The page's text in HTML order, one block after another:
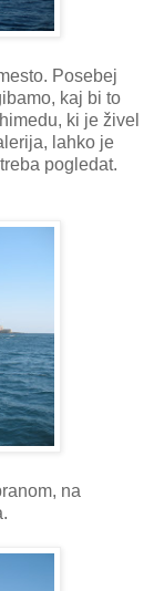
Posebej
kaj bi to
ki je živel
lahko je
pogledat.
na